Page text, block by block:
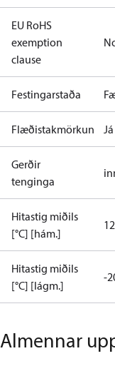
EU RoHS
exemption
clause
Festingarstaða
Flæðistakmörkun Já
Gerðir
tenginga
Hitastig miðils
[°C] [hám.]
Hitastig miðils
[°C] [lágm.]
-
Almennar